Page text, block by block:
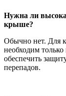
Нужна ли
крыше?
Обычно нет. Для
необходим
обеспечить
перепадов.